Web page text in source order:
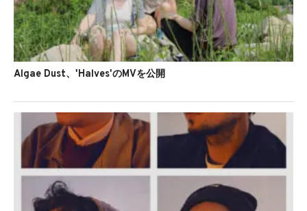
Algae Dust、'Halves'のMVを公開